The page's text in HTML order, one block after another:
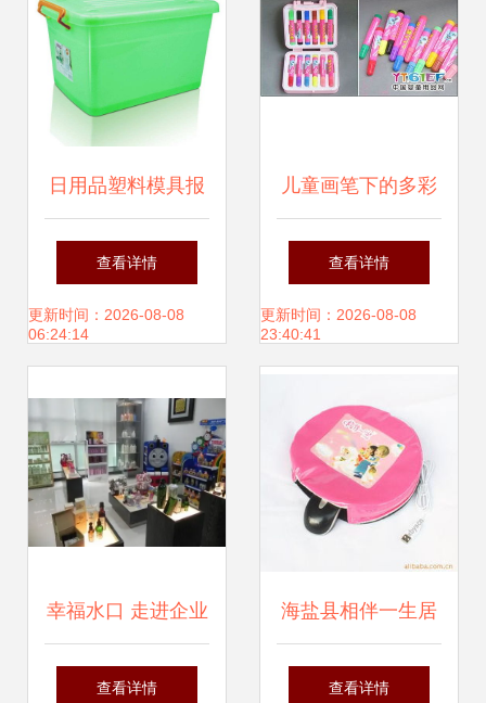
日用品塑料模具报
价 厂家
查看详情
更新时间：2026-08-08
06:24:14
儿童画笔下的多彩
世界 高清图片与创
意日用
查看详情
更新时间：2026-08-08
23:40:41
幸福水口 走进企业
关爱企业系列活动
查看详情
海盐县相伴一生居
家日用品厂 打造温
查看详情